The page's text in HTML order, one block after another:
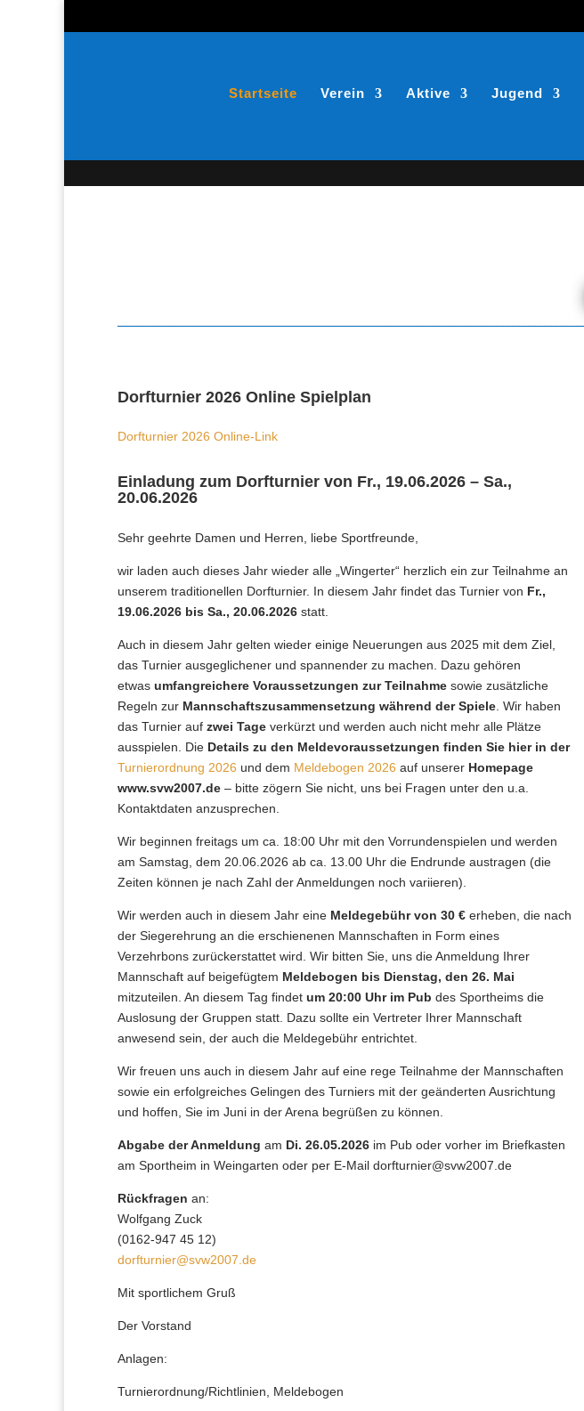
Startseite Verein Aktive Jugend
Dorfturnier 2026 Online Spielplan
Dorfturnier 2026 Online-Link
Einladung zum Dorfturnier von Fr., 19.06.2026 – Sa.,
20.06.2026
Sehr geehrte Damen und Herren, liebe Sportfreunde,
wir laden auch dieses Jahr wieder alle „Wingerter“ herzlich ein zur Teilnahme an
unserem traditionellen Dorfturnier. In diesem Jahr findet das Turnier von Fr.,
19.06.2026 bis Sa., 20.06.2026 statt.
Auch in diesem Jahr gelten wieder einige Neuerungen aus 2025 mit dem Ziel,
das Turnier ausgeglichener und spannender zu machen. Dazu gehören
etwas umfangreichere Voraussetzungen zur Teilnahme sowie zusätzliche
Regeln zur Mannschaftszusammensetzung während der Spiele . Wir haben
das Turnier auf zwei Tage verkürzt und werden auch nicht mehr alle Plätze
ausspielen. Die Details zu den Meldevoraussetzungen finden Sie hier in der
Turnierordnung 2026 und dem Meldebogen 2026 auf unserer Homepage
www.svw2007.de – bitte zögern Sie nicht, uns bei Fragen unter den u.a.
Kontaktdaten anzusprechen.
Wir beginnen freitags um ca. 18:00 Uhr mit den Vorrundenspielen und werden
am Samstag, dem 20.06.2026 ab ca. 13.00 Uhr die Endrunde austragen (die
Zeiten können je nach Zahl der Anmeldungen noch variieren).
Wir werden auch in diesem Jahr eine Meldegebühr von 30 € erheben, die nach
der Siegerehrung an die erschienenen Mannschaften in Form eines
Verzehrbons zurückerstattet wird. Wir bitten Sie, uns die Anmeldung Ihrer
Mannschaft auf beigefügtem Meldebogen bis Dienstag, den 26. Mai
mitzuteilen. An diesem Tag findet um 20:00 Uhr im Pub des Sportheims die
Auslosung der Gruppen statt. Dazu sollte ein Vertreter Ihrer Mannschaft
anwesend sein, der auch die Meldegebühr entrichtet.
Wir freuen uns auch in diesem Jahr auf eine rege Teilnahme der Mannschaften
sowie ein erfolgreiches Gelingen des Turniers mit der geänderten Ausrichtung
und hoffen, Sie im Juni in der Arena begrüßen zu können.
Abgabe der Anmeldung am Di. 26.05.2026 im Pub oder vorher im Briefkasten
am Sportheim in Weingarten oder per E-Mail dorfturnier@svw2007.de
Rückfragen an:
Wolfgang Zuck
(0162-947 45 12)
dorfturnier@svw2007.de
Mit sportlichem Gruß
Der Vorstand
Anlagen:
Turnierordnung/Richtlinien, Meldebogen